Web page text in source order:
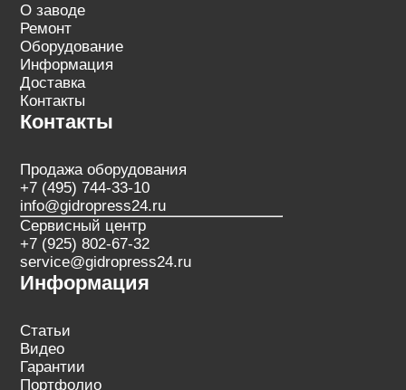
О заводе
Ремонт
Оборудование
Информация
Доставка
Контакты
Контакты
Продажа оборудования
+7 (495) 744-33-10
info@gidropress24.ru
Сервисный центр
+7 (925) 802-67-32
service@gidropress24.ru
Информация
Статьи
Видео
Гарантии
Портфолио